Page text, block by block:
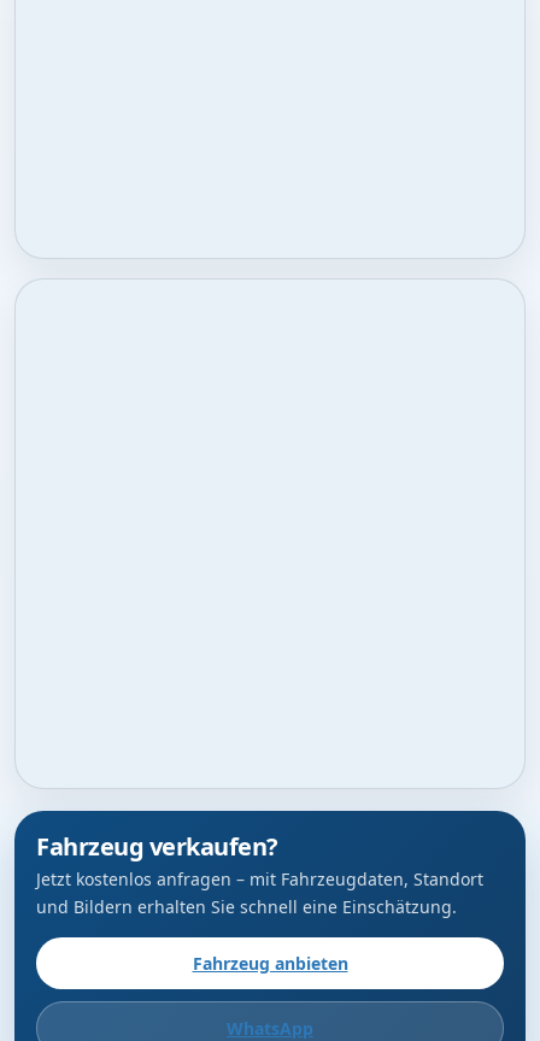
Fahrzeug verkaufen?
Jetzt kostenlos anfragen – mit Fahrzeugdaten, Standort
und Bildern erhalten Sie schnell eine Einschätzung.
Fahrzeug anbieten
WhatsApp